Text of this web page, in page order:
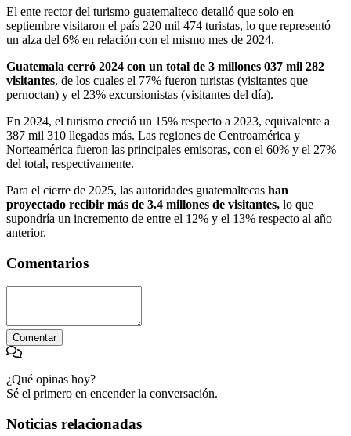
El ente rector del turismo guatemalteco detalló que solo en
septiembre visitaron el país 220 mil 474 turistas, lo que representó
un alza del 6% en relación con el mismo mes de 2024.
Guatemala cerró 2024 con un total de 3 millones 037 mil 282
visitantes, de los cuales el 77% fueron turistas (visitantes que
pernoctan) y el 23% excursionistas (visitantes del día).
En 2024, el turismo creció un 15% respecto a 2023, equivalente a
387 mil 310 llegadas más. Las regiones de Centroamérica y
Norteamérica fueron las principales emisoras, con el 60% y el 27%
del total, respectivamente.
Para el cierre de 2025, las autoridades guatemaltecas han
proyectado recibir más de 3.4 millones de visitantes, lo que
supondría un incremento de entre el 12% y el 13% respecto al año
anterior.
Comentarios
Comentar
¿Qué opinas hoy?
Sé el primero en encender la conversación.
Noticias relacionadas